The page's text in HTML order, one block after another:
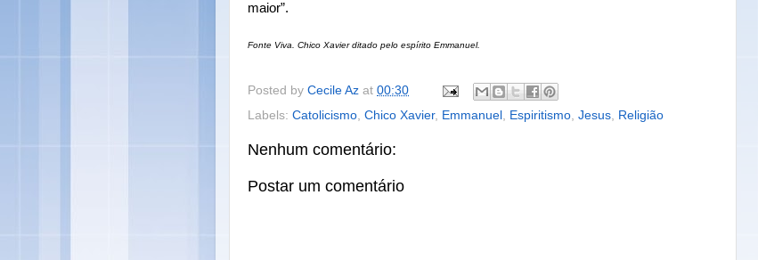
maior”.
Fonte Viva. Chico Xavier ditado pelo espírito Emmanuel.
Posted by Cecile Az at 00:30
Labels: Catolicismo Chico Xavier, Emmanuel Espiritismo Jesus Religião
Nenhum comentário:
Postar um comentário